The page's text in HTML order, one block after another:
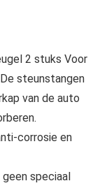
2 stuks Voor
steunstangen
van de auto
corrosie en
geen speciaal